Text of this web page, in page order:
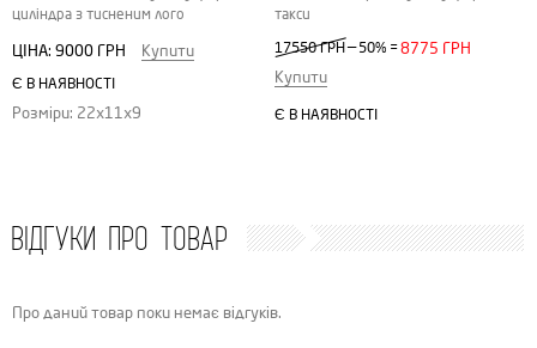
циліндра з тисненим лого
ЦІНА: 9000 ГРН Купити
Є В НАЯВНОСТІ
Розміри: 22х11х9
такси
17550 ГРН— 50% =8775 ГРН
Купити
Є В НАЯВНОСТІ
ВІДГУКИ ПРО ТОВАР
Про даний товар поки немає відгуків.